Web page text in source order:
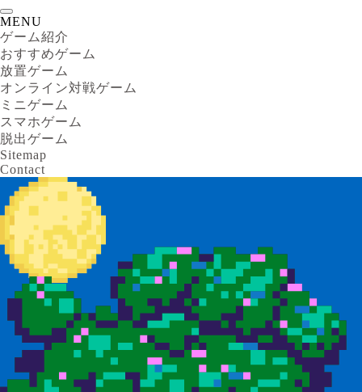
MENU
ゲーム紹介
おすすめゲーム
放置ゲーム
オンライン対戦ゲーム
ミニゲーム
スマホゲーム
脱出ゲーム
Sitemap
Contact